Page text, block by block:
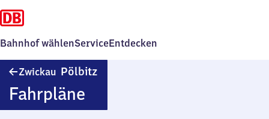
Bahnhof wählenServiceEntdecken
Zwickau Pölbitz
Fahrpläne